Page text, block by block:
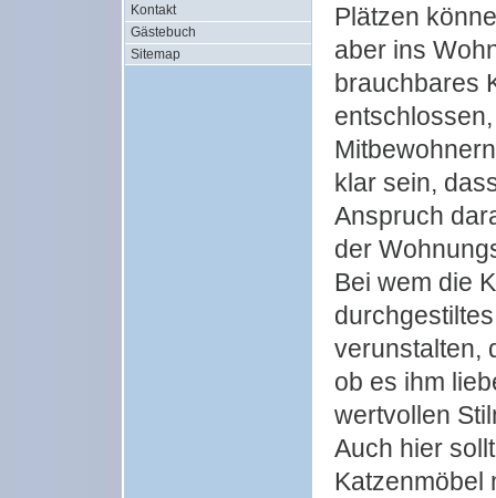
Kontakt
Gästebuch
Sitemap
Plätzen
aber ins
brauchbares
klar sein,
Anspruch
der
Bei wem die
verunstalten,
ob es ihm
wertvollen
Auch hier
Katzenmöbel